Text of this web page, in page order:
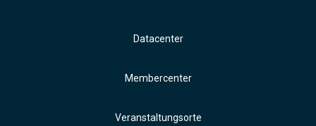
Datacenter
Membercenter
Veranstaltungsorte